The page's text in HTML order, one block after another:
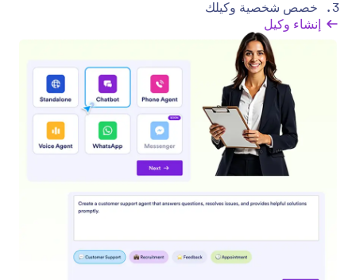
استخدام قوالب الوكيل
يوفر دليل قوالب وكيل Jotform AI مكتبة من القوالب
المصممة لتناسب مختلف الاحتياجات.